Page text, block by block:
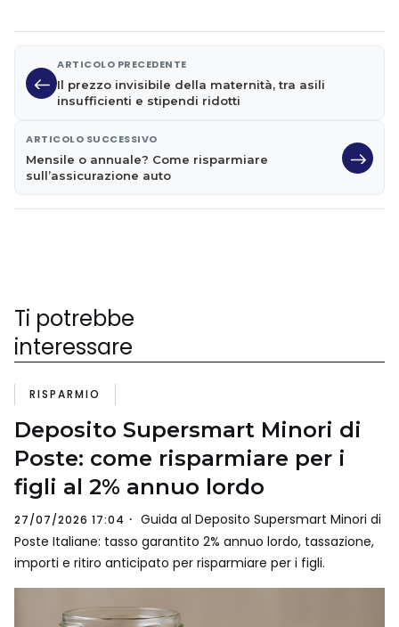
ARTICOLO PRECEDENTE
Il prezzo invisibile della maternità, tra asili
insufficienti e stipendi ridotti
ARTICOLO SUCCESSIVO
Mensile o annuale? Come risparmiare
sull’assicurazione auto
Ti potrebbe
interessare
RISPARMIO
Deposito Supersmart Minori di
Poste: come risparmiare per i
figli al 2% annuo lordo
27/07/2026 17:04
Guida al Deposito Supersmart Minori di
Poste Italiane: tasso garantito 2% annuo lordo, tassazione,
importi e ritiro anticipato per risparmiare per i figli.